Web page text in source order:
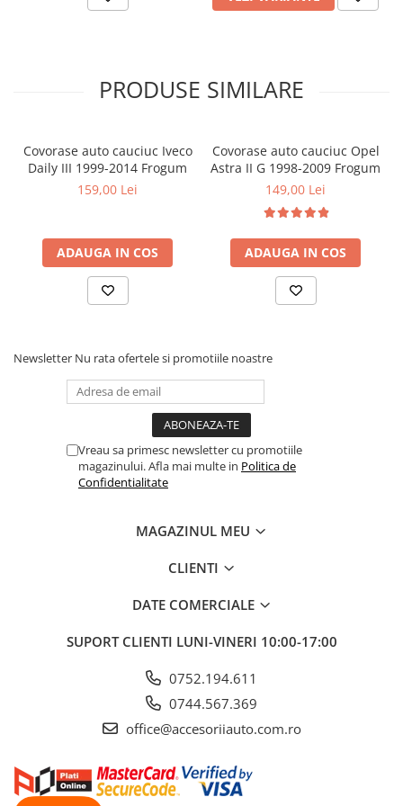
Covorase PEUGEOT
Covorase RENAULT
Covorase SEAT
Covorase SsangYong
Covorase SUZUKI
Covorase TOYOTA
Covorase VOLVO
Tavite Portbagaj
ELECTRICE AUTO
Adaptoare Bricheta Auto
Antene Auto
Banda izolatoare
Cabluri Alimentare Date Telefon
Papuci / Conectori Electrici
Redresoare Auto
Roboti Pornire Auto
Sigurante Auto
PRODUSE SIMILARE
Covorase auto cauciuc Iveco
Daily III 1999-2014 Frogum
159,00 Lei
ADAUGA IN COS
Covorase auto cauciuc Opel
Astra II G 1998-2009 Frogum
149,00 Lei
ADAUGA IN COS
Newsletter Nu rata ofertele si promotiile noastre
Vreau sa primesc newsletter cu promotiile
magazinului. Afla mai multe in Politica de
Confidentialitate
MAGAZINUL MEU
CLIENTI
DATE COMERCIALE
SUPORT CLIENTI LUNI-VINERI 10:00-17:00
0752.194.611
0744.567.369
office@accesoriiauto.com.ro